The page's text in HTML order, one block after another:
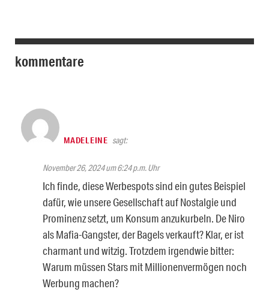
kommentare
MADELEINE sagt:
November 26, 2024 um 6:24 p.m. Uhr
Ich finde, diese Werbespots sind ein gutes Beispiel
dafür, wie unsere Gesellschaft auf Nostalgie und
Prominenz setzt, um Konsum anzukurbeln. De Niro
als Mafia-Gangster, der Bagels verkauft? Klar, er ist
charmant und witzig. Trotzdem irgendwie bitter:
Warum müssen Stars mit Millionenvermögen noch
Werbung machen?